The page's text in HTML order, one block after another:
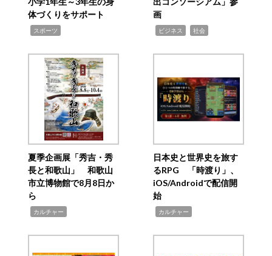
体づくりをサポート
スポーツ
画
ビジネス 社会
夏季企画展「秀吉・秀
長と和歌山」 和歌山
市立博物館で8月8日か
ら
カルチャー
日本史と世界史を旅す
るRPG 「時渡り」、
iOS/Androidで配信開
始
カルチャー